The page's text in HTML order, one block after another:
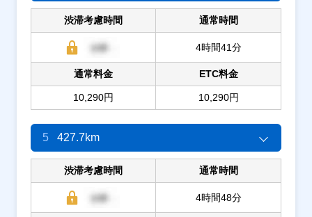
渋滞考慮時間 通常時間
4時間41分
通常料金
10,290円
ETC料金
10,290円
5 427.7km
渋滞考慮時間 通常時間
4時間48分